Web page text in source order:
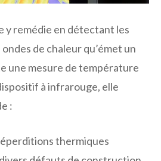
y remédie en détectant les
de chaleur qu’émet un
une mesure de température
à infrarouge, elle
:
thermiques